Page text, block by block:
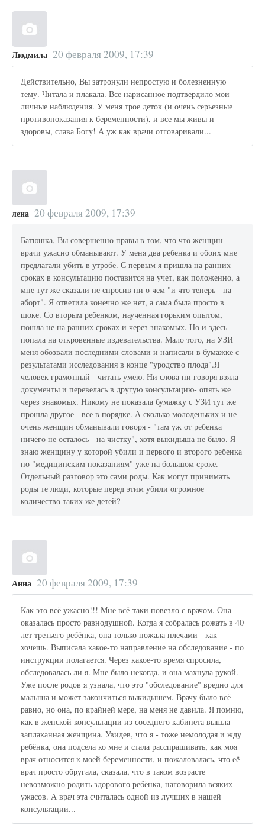
Людмила 20 февраля 2009, 17:39
Действительно, Вы затронули непростую и болезненную
тему. Читала и плакала. Все нарисанное подтвердило мои
личные наблюдения. У меня трое деток (и очень серьезные
противопоказания к беременности), и все мы живы и
здоровы, слава Богу! А уж как врачи отговаривали...
лена 20 февраля 2009, 17:39
Батюшка, Вы совершенно правы в том, что что женщин
врачи ужасно обманывают. У меня два ребенка и обоих мне
предлагали убить в утробе. С первым я пришла на ранних
сроках в консультацию поставится на учет, как положенно, а
мне тут же сказали не спросив ни о чем "и что теперь - на
аборт". Я ответила конечно же нет, а сама была просто в
шоке. Со вторым ребенком, наученная горьким опытом,
пошла не на ранних сроках и через знакомых. Но и здесь
попала на откровенные издевательства. Мало того, на УЗИ
меня обозвали последними словами и написали в бумажке с
результатами исследования в конце "уродство плода".Я
человек грамотный - читать умею. Ни слова ни говоря взяла
документы и перевелась в другую консультацию- опять же
через знакомых. Никому не показала бумажку с УЗИ тут же
прошла другое - все в порядке. А сколько молоденьких и не
очень женщин обманывали говоря - "там уж от ребенка
ничего не осталось - на чистку", хотя выкидыша не было. Я
знаю женщину у которой убили и первого и второго ребенка
по "медицинским показаниям" уже на большом сроке.
Отдельный разговор это сами роды. Как могут принимать
роды те люди, которые перед этим убили огромное
количество таких же детей?
Анна 20 февраля 2009, 17:39
Как это всё ужасно!!! Мне всё-таки повезло с врачом. Она
оказалась просто равнодушной. Когда я собралась рожать в 40
лет третьего ребёнка, она только пожала плечами - как
хочешь. Выписала какое-то направление на обследование - по
инструкции полагается. Через какое-то время спросила,
обследовалась ли я. Мне было некогда, и она махнула рукой.
Уже после родов я узнала, что это "обследование" вредно для
малыша и может закончиться выкидышем. Врачу было всё
равно, но она, по крайней мере, на меня не давила. Я помню,
как в женской консультации из соседнего кабинета вышла
заплаканная женщина. Увидев, что я - тоже немолодая и жду
ребёнка, она подсела ко мне и стала расспрашивать, как моя
врач относится к моей беременности, и пожаловалась, что её
врач просто обругала, сказала, что в таком возрасте
невозможно родить здорового ребёнка, наговорила всяких
ужасов. А врач эта считалась одной из лучших в нашей
консультации...